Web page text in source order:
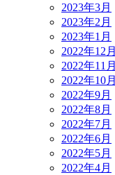
2023年3月
2023年2月
2023年1月
2022年12月
2022年11月
2022年10月
2022年9月
2022年8月
2022年7月
2022年6月
2022年5月
2022年4月